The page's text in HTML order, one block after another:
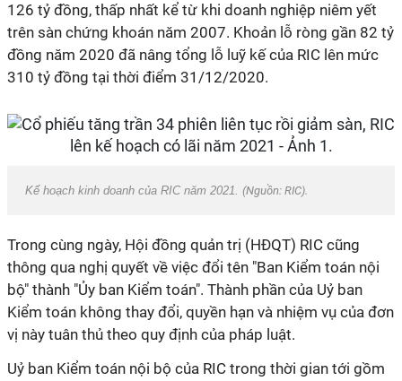
126 tỷ đồng, thấp nhất kể từ khi doanh nghiệp niêm yết
trên sàn chứng khoán năm 2007. Khoản lỗ ròng gần 82 tỷ
đồng năm 2020 đã nâng tổng lỗ luỹ kế của RIC lên mức
310 tỷ đồng tại thời điểm 31/12/2020.
Kế hoạch kinh doanh của RIC năm 2021. (Nguồn: RIC).
Trong cùng ngày, Hội đồng quản trị (HĐQT) RIC cũng
thông qua nghị quyết về việc đổi tên "Ban Kiểm toán nội
bộ" thành "Ủy ban Kiểm toán". Thành phần của Uỷ ban
Kiểm toán không thay đổi, quyền hạn và nhiệm vụ của đơn
vị này tuân thủ theo quy định của pháp luật.
Uỷ ban Kiểm toán nội bộ của RIC trong thời gian tới gồm